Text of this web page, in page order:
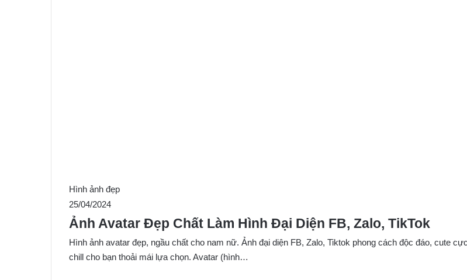
Hình ảnh đẹp
25/04/2024
Ảnh Avatar Đẹp Chất Làm Hình Đại Diện FB, Zalo, TikTok
Hình ảnh avatar đẹp, ngầu chất cho nam nữ. Ảnh đại diện FB, Zalo, Tiktok phong cách độc đáo, cute cực
chill cho bạn thoải mái lựa chọn. Avatar (hình…